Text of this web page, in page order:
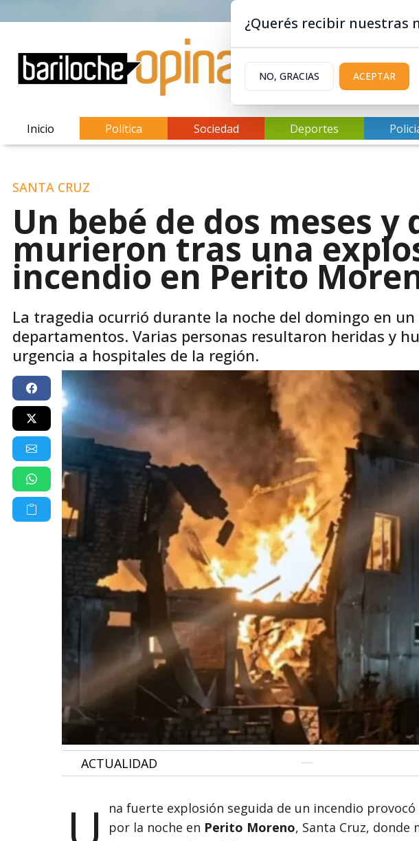
Inicio Política Sociedad Deportes
SANTA CRUZ
Un bebé de dos meses y
murieron tras una
incendio en Perito
La tragedia ocurrió durante la noche del domingo en
departamentos. Varias personas resultaron heridas y
urgencia a hospitales de la región.
ACTUALIDAD
na fuerte explosión seguida de un incendio
por la noche en Perito Moreno, Santa Cruz, donde
¿Querés recibir nuestras
NO, GRACIAS ACEPTAR